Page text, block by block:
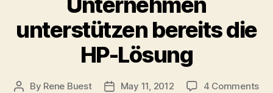
unterstützen bereits die
HP-Lösung
Post
By Rene Buest
PostMay 11, 2012 4 Commentson